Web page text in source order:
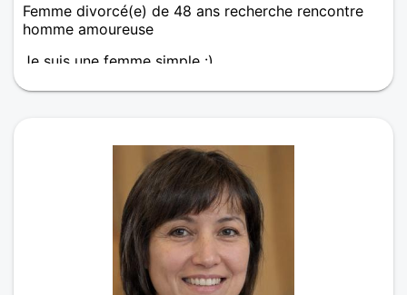
Femme divorcé(e) de 48 ans recherche rencontre
homme amoureuse
Je suis une femme simple :)